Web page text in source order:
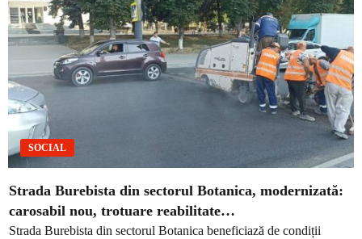
SOCIAL
Strada Burebista din sectorul Botanica, modernizată:
carosabil nou, trotuare reabilitate…
Strada Burebista din sectorul Botanica beneficiază de condiții